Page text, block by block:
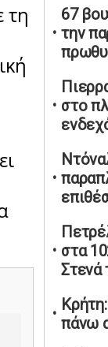
τη
Η
02/05/
μιλά
02/
02/05/
code
67
την
στο
στα
Στενά
πάνω